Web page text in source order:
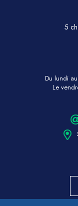
5
Du lundi
Le